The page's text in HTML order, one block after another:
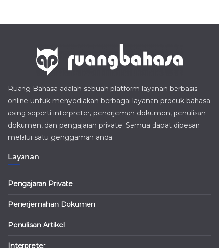
Ruang Bahasa adalah sebuah platform layanan berbasis
online untuk menyediakan berbagai layanan produk bahasa
asing seperti interpreter, penerjemah dokumen, penulisan
dokumen, dan pengajaran private. Semua dapat dipesan
melalui satu genggaman anda.
Layanan
Pengajaran Private
Penerjemahan Dokumen
Penulisan Artikel
Interpreter